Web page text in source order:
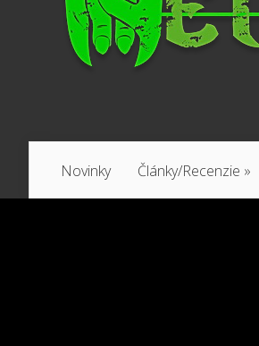
Novinky Články/Recenzie »